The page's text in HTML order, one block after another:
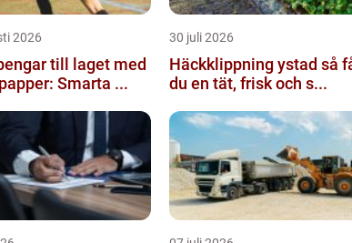
2026
till laget med
Smarta ...
30 juli 2026
Häckklippning ystad så får
du en tät, frisk och s...